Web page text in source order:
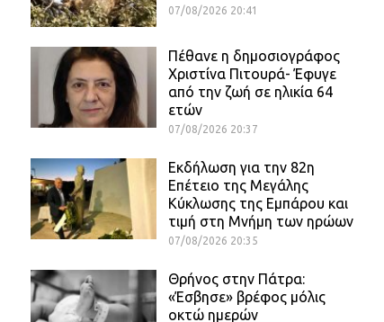
07/08/2026 20:41
Πέθανε η δημοσιογράφος
Χριστίνα Πιτουρά- Έφυγε
από την ζωή σε ηλικία 64
ετών
07/08/2026 20:37
Εκδήλωση για την 82η
Επέτειο της Μεγάλης
Κύκλωσης της Εμπάρου και
τιμή στη Μνήμη των ηρώων
07/08/2026 20:35
Θρήνος στην Πάτρα:
«Έσβησε» βρέφος μόλις
οκτώ ημερών